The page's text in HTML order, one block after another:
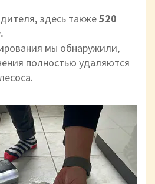
здесь также520
мы обнаружили,
полностью удаляются